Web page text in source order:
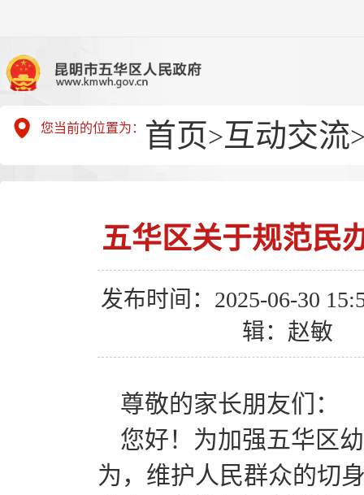
您当前的位置为： 首页>互动交流
五华区关于规范民
发布时间：2025-06-30
辑：赵敏
尊敬的家长朋友们：
您好！为加强五华区
为，维护人民群众的切